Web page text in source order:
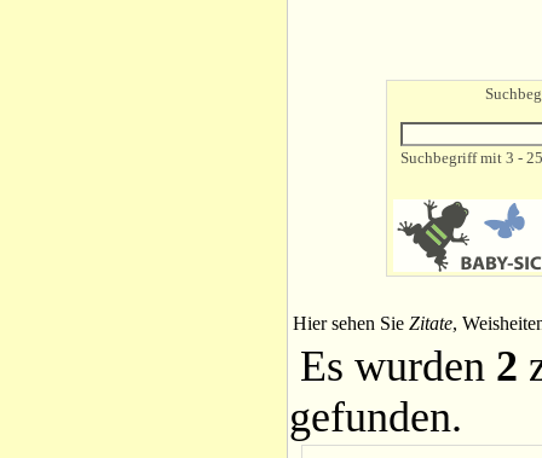
Suchbegriff mit 3 -
Hier sehen Sie Zitate,
Es wurden 2
gefunden.